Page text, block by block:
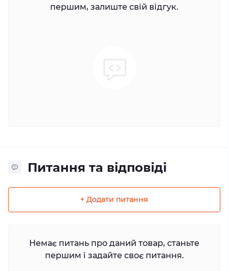
першим, залиште свій відгук.
Питання та відповіді
+ Додати питання
Немає питань про даний товар, станьте
першим і задайте своє питання.